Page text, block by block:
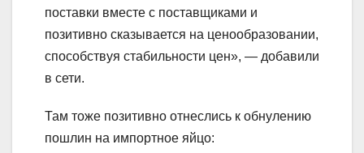
поставки вместе с поставщиками и
позитивно сказывается на ценообразовании,
способствуя стабильности цен», — добавили
в сети.
Там тоже позитивно отнеслись к обнулению
пошлин на импортное яйцо: